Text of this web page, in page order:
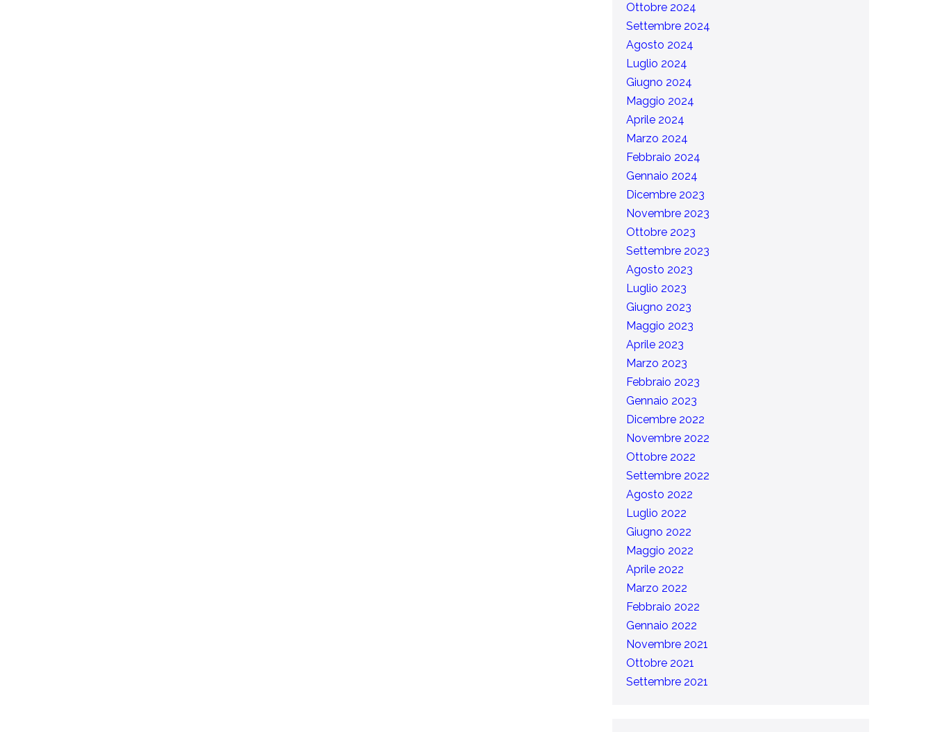
Ottobre 2024
Settembre 2024
Agosto 2024
Luglio 2024
Giugno 2024
Maggio 2024
Aprile 2024
Marzo 2024
Febbraio 2024
Gennaio 2024
Dicembre 2023
Novembre 2023
Ottobre 2023
Settembre 2023
Agosto 2023
Luglio 2023
Giugno 2023
Maggio 2023
Aprile 2023
Marzo 2023
Febbraio 2023
Gennaio 2023
Dicembre 2022
Novembre 2022
Ottobre 2022
Settembre 2022
Agosto 2022
Luglio 2022
Giugno 2022
Maggio 2022
Aprile 2022
Marzo 2022
Febbraio 2022
Gennaio 2022
Novembre 2021
Ottobre 2021
Settembre 2021